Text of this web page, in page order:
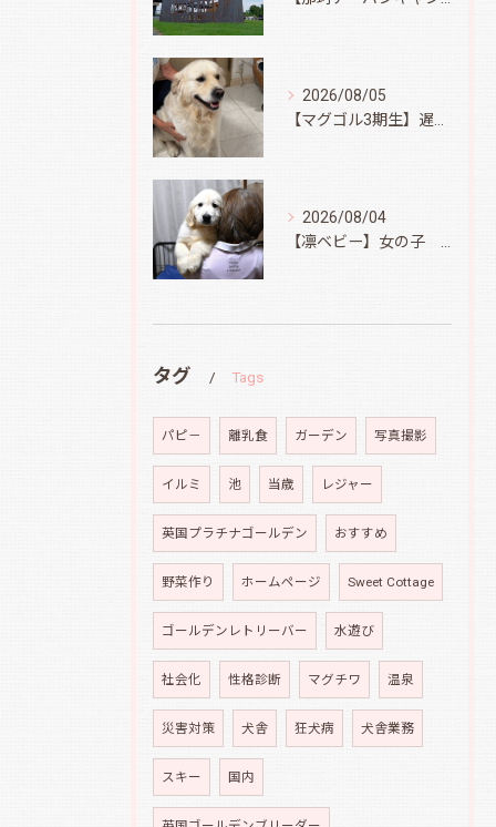
2026/08/05
【マグゴル3期生】遅ればせながら
2026/08/04
【凛ベビー】女の子 Ⅱ
タグ Tags
パピ－ 離乳食 ガーデン 写真撮影
イルミ 池 当歳 レジャー
英国プラチナゴールデン おすすめ
野菜作り ホームページ Sweet Cottage
ゴールデンレトリーバー 水遊び
社会化 性格診断 マグチワ 温泉
災害対策 犬舎 狂犬病 犬舎業務
スキー 国内